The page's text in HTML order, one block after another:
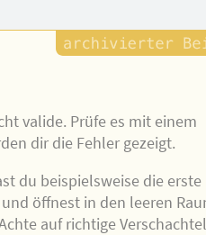
valide. Prüfe es mit einem
dir die Fehler gezeigt.
du beispielsweise die erste
öffnest in den leeren
auf richtige